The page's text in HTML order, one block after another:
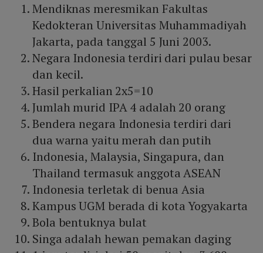
Mendiknas meresmikan Fakultas
Kedokteran Universitas Muhammadiyah
Jakarta, pada tanggal 5 Juni 2003.
Negara Indonesia terdiri dari pulau besar
dan kecil.
Hasil perkalian 2x5=10
Jumlah murid IPA 4 adalah 20 orang
Bendera negara Indonesia terdiri dari
dua warna yaitu merah dan putih
Indonesia, Malaysia, Singapura, dan
Thailand termasuk anggota ASEAN
Indonesia terletak di benua Asia
Kampus UGM berada di kota Yogyakarta
Bola bentuknya bulat
Singa adalah hewan pemakan daging